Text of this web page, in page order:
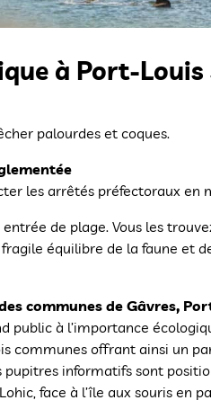
à Port-
palourdes et coques.
les arrêtés préfectoraux en
de plage. Vous les
équilibre de la faune et
communes de Gâvres,
public à l’importance
communes offrant ainsi un
informatifs sont
face à l’île aux souris en